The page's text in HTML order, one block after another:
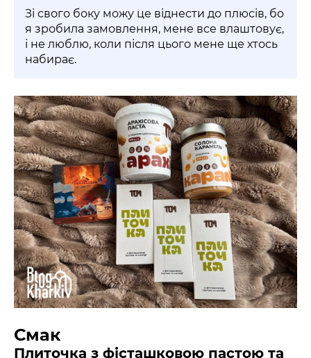
Зі свого боку можу це віднести до плюсів, бо
я зробила замовлення, мене все влаштовує,
і не люблю, коли після цього мене ще хтось
набирає.
Смак
Плиточка з фісташковою пастою та